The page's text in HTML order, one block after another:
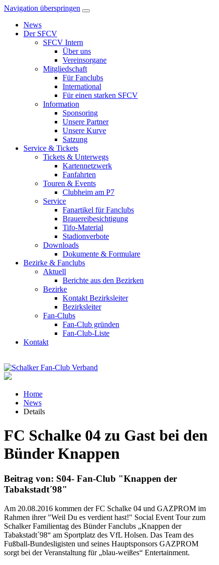
Navigation überspringen
News
Der SFCV
SFCV Intern
Über uns
Vereinsorgane
Mitgliedschaft
Für Fanclubs
International
Für einen starken SFCV
Information
Sponsoring
Unsere Partner
Unsere Kurve
Satzung
Service & Tickets
Tickets & Unterwegs
Kartennetzwerk
Fanfahrten
Touren & Events
Clubheim am P7
Service
Fanartikel für Fanclubs
Brauereibesichtigung
Tifo-Material
Stadionverbote
Downloads
Dokumente & Formulare
Bezirke & Fanclubs
Aktuell
Berichte aus den Bezirken
Bezirke
Kontakt Bezirksleiter
Bezirksleiter
Fan-Clubs
Fan-Club gründen
Fan-Club-Liste
Kontakt
Home
News
Details
FC Schalke 04 zu Gast bei den
Bünder Knappen
Beitrag von: S04- Fan-Club "Knappen der
Tabakstadt´98"
Am 20.08.2016 kommen der FC Schalke 04 und GAZPROM im
Rahmen ihrer "Weil Du es verdient hast!" Social Event Tour zum
Schalker Familientag des Bünder Fanclubs „Knappen der
Tabakstadt´98“ am Sportplatz des VfL Holsen. Das Team des
Fußball-Bundesligisten und seines Hauptsponsors GAZPROM
sorgt bei der Veranstaltung für „blau-weißes“ Entertainment.